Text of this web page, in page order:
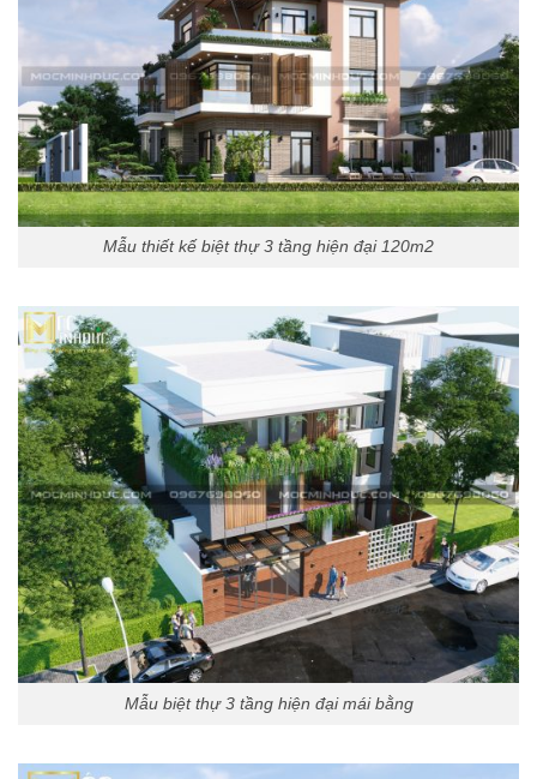
Mẫu thiết kế biệt thự 3 tầng hiện đại 120m2
Mẫu biệt thự 3 tầng hiện đại mái bằng